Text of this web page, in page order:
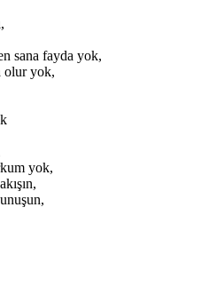
sana fayda yok,
olur yok,
yok,